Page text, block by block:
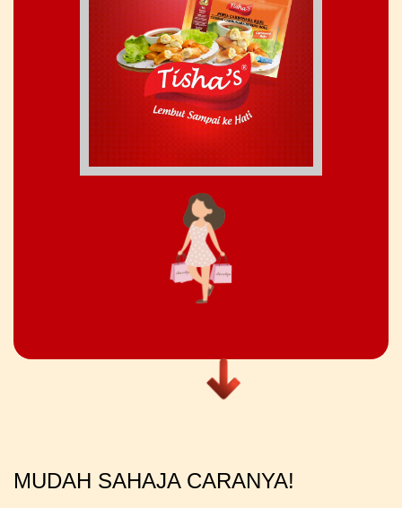
MUDAH SAHAJA CARANYA!